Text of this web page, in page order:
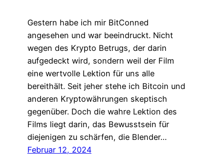
Gestern habe ich mir BitConned
angesehen und war beeindruckt. Nicht
wegen des Krypto Betrugs, der darin
aufgedeckt wird, sondern weil der Film
eine wertvolle Lektion für uns alle
bereithält. Seit jeher stehe ich Bitcoin und
anderen Kryptowährungen skeptisch
gegenüber. Doch die wahre Lektion des
Films liegt darin, das Bewusstsein für
diejenigen zu schärfen, die Blender…
Februar 12, 2024